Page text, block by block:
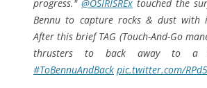
progress." @OSIRISREx touched the
Bennu to capture rocks & dust with
After this brief TAG (Touch-And-Go
thrusters to back away to a
#ToBennuAndBack pic.twitter.com/